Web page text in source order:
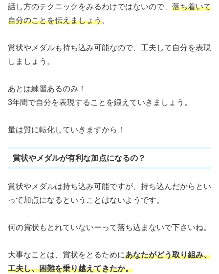
話し方のテクニックをみるわけではないので、 落ち着いて
自分のことを伝えましょう。
賞状やメダルも持ち込み可能なので、工夫して自分を表現
しましょう。
あとは練習あるのみ！
3年間で自分を表現することを鍛えていきましょう。
量は質に転化していきますから！
賞状やメダルが有利な加点になるの？
賞状やメダルは持ち込み可能ですが、持ち込んだからとい
って加点になるということはないようです。
何の賞状もとれていないーって落ち込まないで下さいね。
大事なことは、賞状をとるためにあなたがどう取り組み、
工夫し、困難を乗り越えてきたか。